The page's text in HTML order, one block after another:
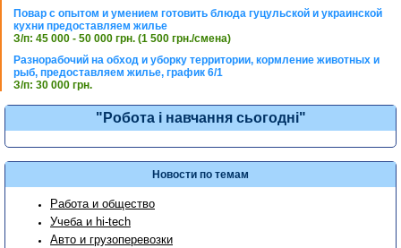
Повар с опытом и умением готовить блюда гуцульской и украинской
кухни предоставляем жилье
З/п: 45 000 - 50 000 грн. (1 500 грн./смена)
Разнорабочий на обход и уборку территории, кормление животных и
рыб, предоставляем жилье, график 6/1
З/п: 30 000 грн.
"Робота і навчання сьогодні"
Новости по темам
Работа и общество
Учеба и hi-tech
Авто и грузоперевозки